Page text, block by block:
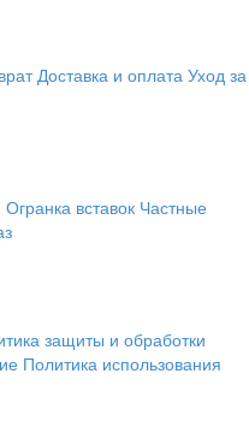
Доставка и оплата Уход за
Огранка вставок Частные
защиты и обработки
Политика использования